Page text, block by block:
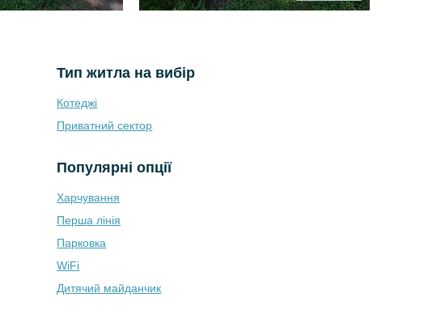
Тип житла на вибір
Котеджі
Приватний сектор
Популярні опції
Харчування
Перша лінія
Парковка
WiFi
Дитячий майданчик